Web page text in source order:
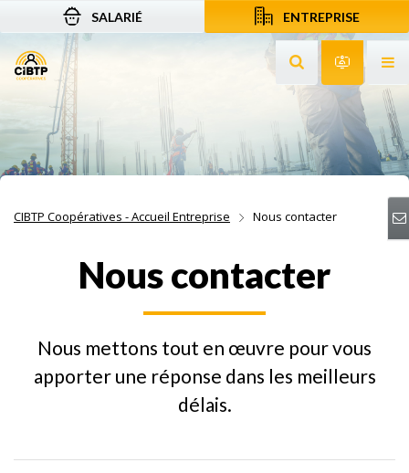
Aller au contenu
Aller à la recherche
Aller à la navigation
SALARIÉ ENTREPRISE
Rechercher sur
CIBTP Coopératives - Accueil Entreprise Nous contacter
Nous contacter
Nous mettons tout en œuvre pour vous
apporter une réponse dans les meilleurs
délais.